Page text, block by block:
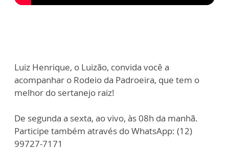
Luiz Henrique, o Luizão, convida você a
acompanhar o Rodeio da Padroeira, que tem o
melhor do sertanejo raiz!
De segunda a sexta, ao vivo, às 08h da manhã.
Participe também através do WhatsApp: (12)
99727-7171